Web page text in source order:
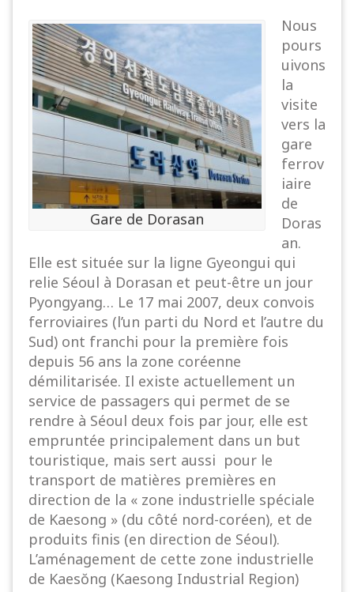
Gare de Dorasan
Nous
pours
uivons
la
visite
vers la
gare
ferrov
iaire
de
Doras
an.
Elle est située sur la ligne Gyeongui qui
relie Séoul à Dorasan et peut-être un jour
Pyongyang… Le 17 mai 2007, deux convois
ferroviaires (l’un parti du Nord et l’autre du
Sud) ont franchi pour la première fois
depuis 56 ans la zone coréenne
démilitarisée. Il existe actuellement un
service de passagers qui permet de se
rendre à Séoul deux fois par jour, elle est
empruntée principalement dans un but
touristique, mais sert aussi pour le
transport de matières premières en
direction de la « zone industrielle spéciale
de Kaesong » (du côté nord-coréen), et de
produits finis (en direction de Séoul).
L’aménagement de cette zone industrielle
de Kaesŏng (Kaesong Industrial Region)